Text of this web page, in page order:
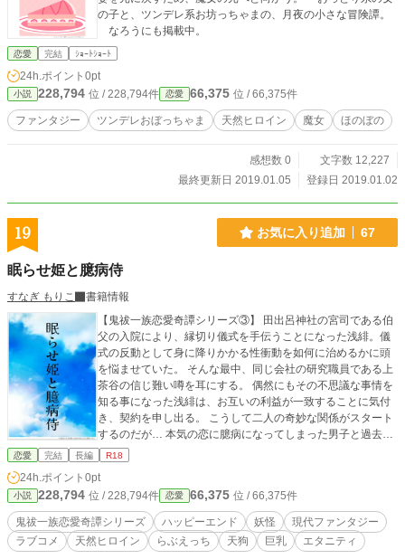
の子と、ツンデレ系お坊っちゃまの、月夜の小さな冒険譚。
なろうにも掲載中。
恋愛 完結 ｼｮｰﾄｼｮｰﾄ
24h.ポイント 0pt
小説 228,794 位 / 228,794件 恋愛 66,375 位 / 66,375件
ファンタジー ツンデレおぼっちゃま 天然ヒロイン 魔女 ほのぼの
感想数 0
文字数 12,227
最終更新日 2019.01.05
登録日 2019.01.02
19 お気に入り追加 67
眠らせ姫と臆病侍
すなぎ もりこ
書籍情報
【鬼祓一族恋愛奇譚シリーズ③】 田出呂神社の宮司である伯
父の入院により、縁切り儀式を手伝うことになった浅緋。儀
式の反動として身に降りかかる性衝動を如何に治めるかに頭
を悩ませていた。 そんな最中、同じ会社の研究職員である上
茶谷の信じ難い噂を耳にする。 偶然にもその不思議な事情を
知る事になった浅緋は、お互いの利益が一致することに気付
き、契約を申し出る。 こうして二人の奇妙な関係がスタート
するのだが… 本気の恋に臆病になってしまった男子と過去に
傷付き自分を偽る女子との一風変わった恋愛物語です！ ※
す。 ※先のシリーズ二作をお読み頂いた方が楽しめます。
恋愛 完結 長編 R18
24h.ポイント 0pt
小説 228,794 位 / 228,794件 恋愛 66,375 位 / 66,375件
鬼祓一族恋愛奇譚シリーズ ハッピーエンド 妖怪
現代ファンタジー
ラブコメ
天然ヒロイン らぶえっち 天狗 巨乳 エタニティ